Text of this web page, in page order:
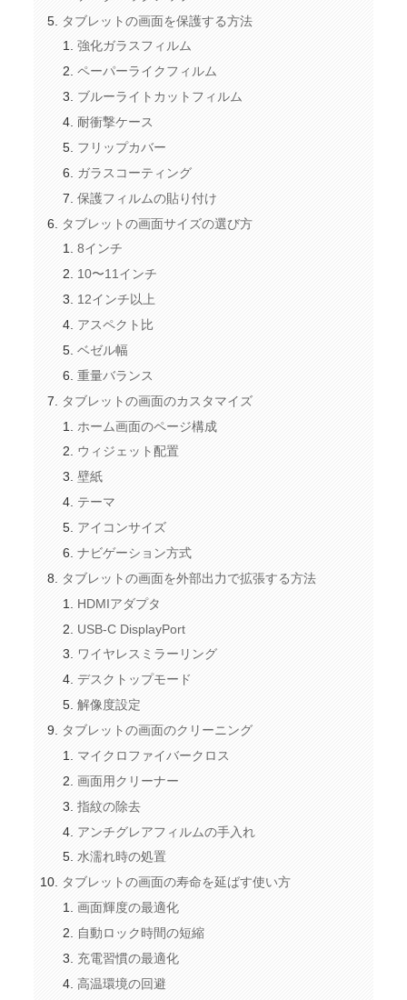
タブレットの画面を保護する方法
強化ガラスフィルム
ペーパーライクフィルム
ブルーライトカットフィルム
耐衝撃ケース
フリップカバー
ガラスコーティング
保護フィルムの貼り付け
タブレットの画面サイズの選び方
8インチ
10〜11インチ
12インチ以上
アスペクト比
ベゼル幅
重量バランス
タブレットの画面のカスタマイズ
ホーム画面のページ構成
ウィジェット配置
壁紙
テーマ
アイコンサイズ
ナビゲーション方式
タブレットの画面を外部出力で拡張する方法
HDMIアダプタ
USB-C DisplayPort
ワイヤレスミラーリング
デスクトップモード
解像度設定
タブレットの画面のクリーニング
マイクロファイバークロス
画面用クリーナー
指紋の除去
アンチグレアフィルムの手入れ
水濡れ時の処置
タブレットの画面の寿命を延ばす使い方
画面輝度の最適化
自動ロック時間の短縮
充電習慣の最適化
高温環境の回避